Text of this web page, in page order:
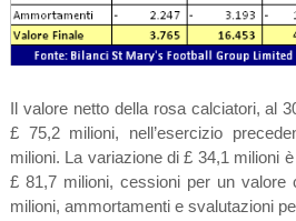
Il valore netto della rosa calciatori, al
£ 75,2 milioni, nell’esercizio
milioni. La variazione di £ 34,1 milioni
£ 81,7 milioni, cessioni per un valore
milioni, ammortamenti e svalutazioni